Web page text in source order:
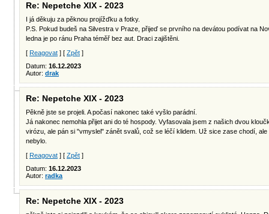
Re: Nepetche XIX - 2023
I já děkuju za pěknou projížďku a fotky.
P.S. Pokud budeš na Silvestra v Praze, přijeď se prvního na devátou podívat na
ledna je po ránu Praha téměř bez aut. Draci zajištěni.
[ Reagovat ] [ Zpět ]
Datum: 16.12.2023
Autor: drak
Re: Nepetche XIX - 2023
Pěkně jste se projeli. A počasí nakonec také vyšlo parádní.
Já nakonec nemohla přijet ani do té hospody. Vyfasovala jsem z našich dvou
virózu, ale pán si "vmyslel" zánět svalů, což se léčí klidem. Už sice zase chodí,
nebylo.
[ Reagovat ] [ Zpět ]
Datum: 16.12.2023
Autor: radka
Re: Nepetche XIX - 2023